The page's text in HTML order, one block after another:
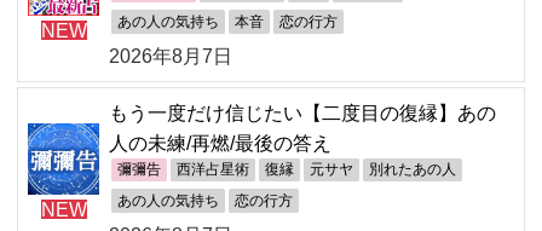
NEW あの人の気持ち 本音 恋の行方
2026年8月7日
NEW
もう一度だけ信じたい【二度目の復縁】あの
人の未練/再燃/最後の答え
彌彌告 西洋占星術 復縁 元サヤ 別れたあの人
あの人の気持ち 恋の行方